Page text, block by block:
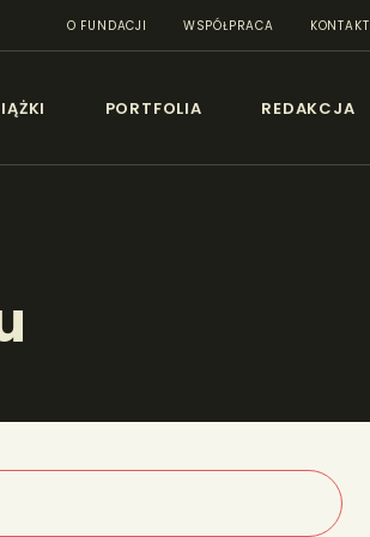
O FUNDACJI WSPÓŁPRACA KONTAKT
PORTFOLIA REDAKCJA